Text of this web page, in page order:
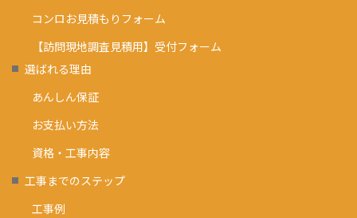
コンロお見積もりフォーム
【訪問現地調査見積用】受付フォーム
選ばれる理由
あんしん保証
お支払い方法
資格・工事内容
工事までのステップ
工事例